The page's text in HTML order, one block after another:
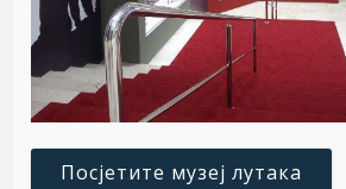
Посјетите музеј лутака